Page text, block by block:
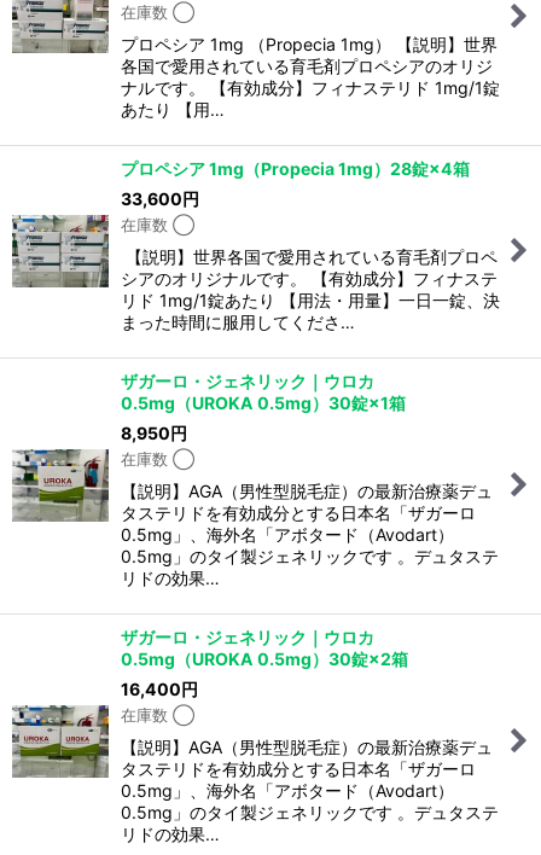
在庫数 ◯
プロペシア 1mg （Propecia 1mg） 【説明】世界
各国で愛用されている育毛剤プロペシアのオリジ
ナルです。 【有効成分】フィナステリド 1mg/1錠
あたり 【用…
プロペシア 1mg（Propecia 1mg）28錠×4箱
33,600円
在庫数 ◯
【説明】世界各国で愛用されている育毛剤プロペ
シアのオリジナルです。 【有効成分】フィナステ
リド 1mg/1錠あたり 【用法・用量】一日一錠、決
まった時間に服用してくださ…
ザガーロ・ジェネリック｜ウロカ
0.5mg（UROKA 0.5mg）30錠×1箱
8,950円
在庫数 ◯
【説明】AGA（男性型脱毛症）の最新治療薬デュ
タステリドを有効成分とする日本名「ザガーロ
0.5mg」、海外名「アボタード（Avodart）
0.5mg」のタイ製ジェネリックです 。デュタステ
リドの効果…
ザガーロ・ジェネリック｜ウロカ
0.5mg（UROKA 0.5mg）30錠×2箱
16,400円
在庫数 ◯
【説明】AGA（男性型脱毛症）の最新治療薬デュ
タステリドを有効成分とする日本名「ザガーロ
0.5mg」、海外名「アボタード（Avodart）
0.5mg」のタイ製ジェネリックです 。デュタステ
リドの効果…